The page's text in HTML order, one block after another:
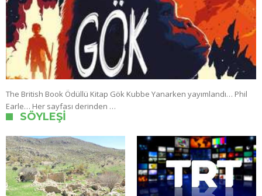
The British Book Ödüllü Kitap Gök Kubbe Yanarken yayımlandı… Phil
Earle… Her sayfası derinden …
SÖYLEŞI